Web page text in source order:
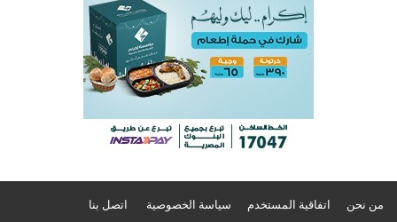
من نحن اتفاقية المستخدم سياسة الخصوصية اتصل بنا